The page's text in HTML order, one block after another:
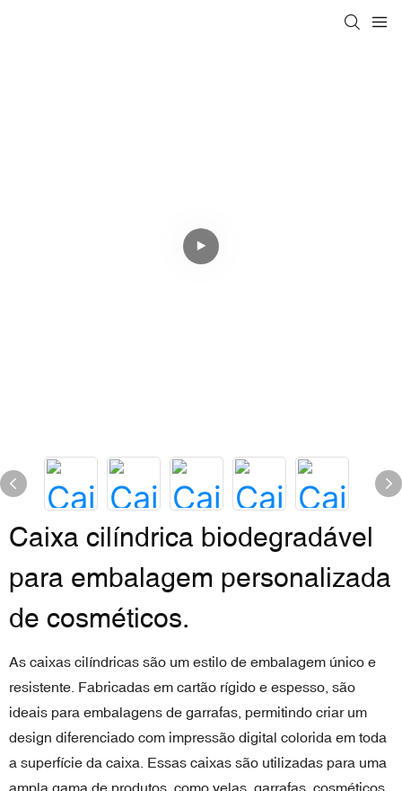
Caixa cilíndrica biodegradável
para embalagem personalizada
de cosméticos.
As caixas cilíndricas são um estilo de embalagem único e
resistente. Fabricadas em cartão rígido e espesso, são
ideais para embalagens de garrafas, permitindo criar um
design diferenciado com impressão digital colorida em toda
a superfície da caixa. Essas caixas são utilizadas para uma
ampla gama de produtos, como velas, garrafas, cosméticos,